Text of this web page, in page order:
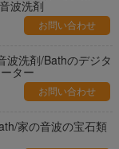
波洗剤
お問い合わせ
波洗剤/Bathのデジタ
ター
お問い合わせ
家の音波の宝石類